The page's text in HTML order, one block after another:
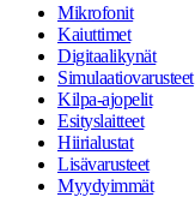
Mikrofonit
Kaiuttimet
Digitaalikynät
Simulaatiovarusteet
Kilpa-ajopelit
Esityslaitteet
Hiirialustat
Lisävarusteet
Myydyimmät